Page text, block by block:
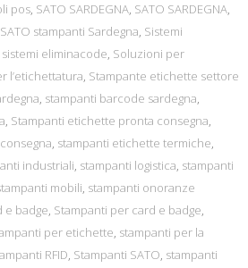
pos, SATO SARDEGNA, SATO SARDEGNA,
SATO stampanti Sardegna, Sistemi
sistemi eliminacode, Soluzioni per
l’etichettatura, Stampante etichette settore
, stampanti barcode sardegna,
, Stampanti etichette pronta consegna,
, stampanti etichette termiche,
industriali, stampanti logistica, stampanti
mobili, stampanti onoranze
e badge, Stampanti per card e badge,
per etichette, stampanti per la
RFID, Stampanti SATO, stampanti